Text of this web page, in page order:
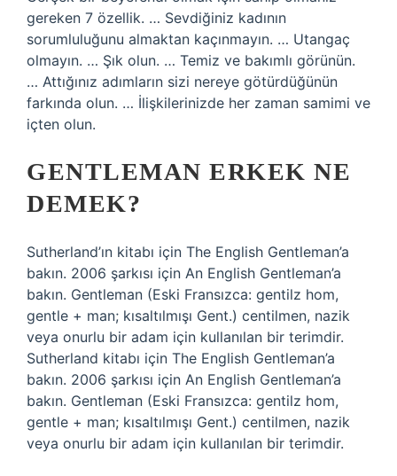
gereken 7 özellik. … Sevdiğiniz kadının
sorumluluğunu almaktan kaçınmayın. … Utangaç
olmayın. … Şık olun. … Temiz ve bakımlı görünün.
… Attığınız adımların sizi nereye götürdüğünün
farkında olun. … İlişkilerinizde her zaman samimi ve
içten olun.
GENTLEMAN ERKEK NE
DEMEK?
Sutherland’ın kitabı için The English Gentleman’a
bakın. 2006 şarkısı için An English Gentleman’a
bakın. Gentleman (Eski Fransızca: gentilz hom,
gentle + man; kısaltılmışı Gent.) centilmen, nazik
veya onurlu bir adam için kullanılan bir terimdir.
Sutherland kitabı için The English Gentleman’a
bakın. 2006 şarkısı için An English Gentleman’a
bakın. Gentleman (Eski Fransızca: gentilz hom,
gentle + man; kısaltılmışı Gent.) centilmen, nazik
veya onurlu bir adam için kullanılan bir terimdir.